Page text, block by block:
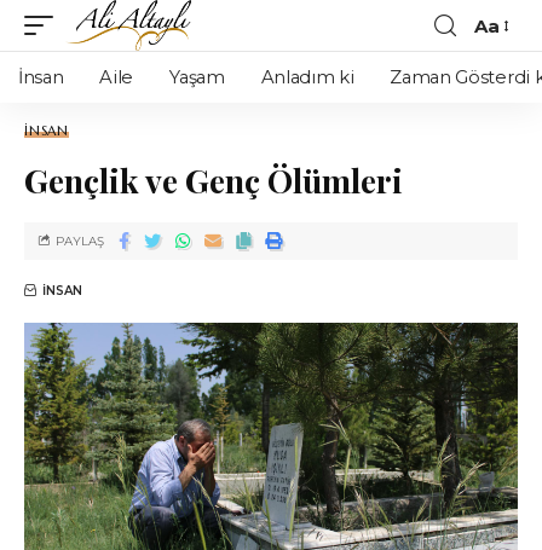
Aa
İnsan Aile Yaşam Anladım ki Zaman Gösterdi
İNSAN
Gençlik ve Genç Ölümleri
İNSAN
PAYLAŞ